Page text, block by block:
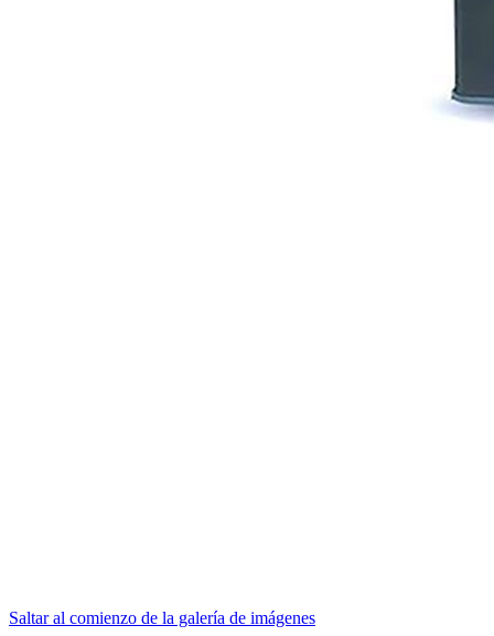
Saltar al comienzo de la galería de imágenes